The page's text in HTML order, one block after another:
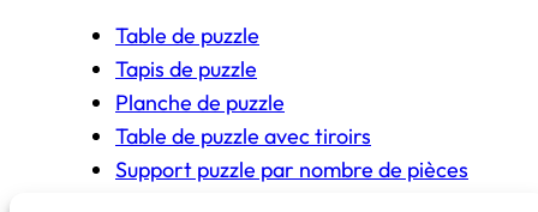
Table de puzzle
Tapis de puzzle
Planche de puzzle
Table de puzzle avec tiroirs
Support puzzle par nombre de pièces